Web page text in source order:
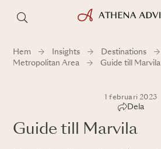
Hem Insights Destinations
Metropolitan Area
Guide till Marvila
1 februari 2023
Dela
Guide till Marvila